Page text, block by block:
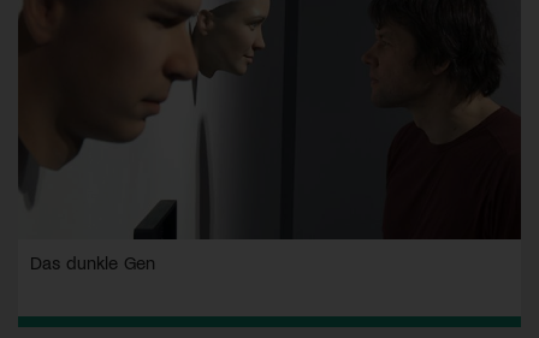
Das dunkle Gen